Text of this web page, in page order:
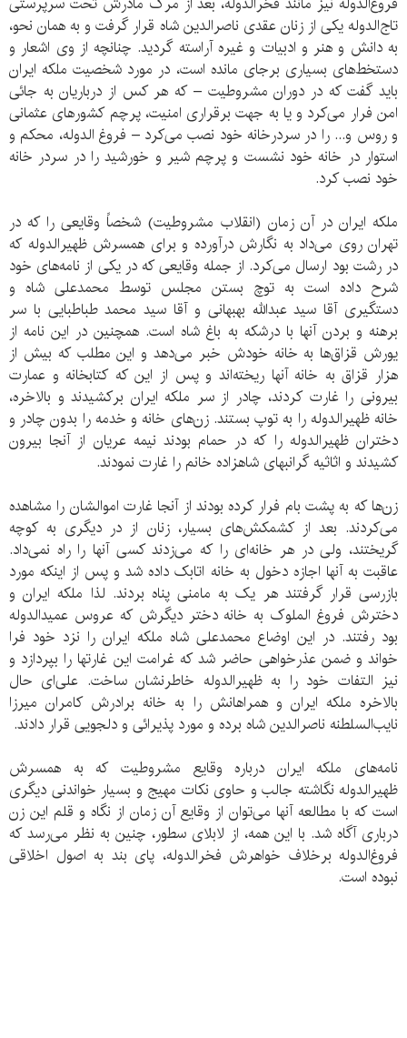
تاج‌الدوله یکی از زنان عقدی ناصرالدین شاه قرار گرفت و به همان نحو،
به دانش و هنر و ادبیات و غیره آراسته گردید. چنانچه از وی اشعار و
دستخط‌های بسیاری برجای مانده است، در مورد شخصیت ملکه ایران
باید گفت که در دوران مشروطیت – که هر کس از درباریان به جائی
امن فرار می‌کرد و یا به جهت برقراری امنیت، پرچم کشورهای عثمانی
و روس و... را در سردرخانه خود نصب می‌کرد – فروغ الدوله، محکم و
استوار در خانه خود نشست و پرچم شیر و خورشید را در سردر خانه
خود نصب کرد.
ملکه ایران در آن زمان (انقلاب مشروطیت) شخصاً وقایعی را که در
تهران روی می‌داد به نگارش درآورده و برای همسرش ظهیرالدوله که
در رشت بود ارسال می‌کرد. از جمله وقایعی که در یکی از نامه‌های خود
شرح داده است به توچ بستن مجلس توسط محمدعلی شاه و
دستگیری آقا سید عبدالله بهبهانی و آقا سید محمد طباطبایی با سر
برهنه و بردن آنها با درشکه به باغ شاه است. همچنین در این نامه از
یورش قزاق‌ها به خانه خودش خبر می‌دهد و این مطلب که بیش از
هزار قزاق به خانه آنها ریخته‌اند و پس از این که کتابخانه و عمارت
بیرونی را غارت کردند، چادر از سر ملکه ایران برکشیدند و بالاخره،
خانه ظهیرالدوله را به توپ بستند. زن‌های خانه و خدمه را بدون چادر و
دختران ظهیرالدوله را که در حمام بودند نیمه عریان از آنجا بیرون
کشیدند و اثاثیه گرانبهای شاهزاده خانم را غارت نمودند.
زن‌ها که به پشت بام فرار کرده بودند از آنجا غارت اموالشان را مشاهده
می‌کردند. بعد از کشمکش‌های بسیار، زنان از در دیگری به کوچه
گریختند، ولی در هر خانه‌ای را که می‌زدند کسی آنها را راه نمی‌داد.
عاقبت به آنها اجازه دخول به خانه اتابک داده شد و پس از اینکه مورد
بازرسی قرار گرفتند هر یک به مامنی پناه بردند. لذا ملکه ایران و
دخترش فروغ الملوک به خانه دختر دیگرش که عروس عمیدالدوله
بود رفتند. در این اوضاع محمدعلی شاه ملکه ایران را نزد خود فرا
خواند و ضمن عذرخواهی حاضر شد که غرامت این غارتها را بپردازد و
نیز التفات خود را به ظهیرالدوله خاطرنشان ساخت. علی‌ای حال
بالاخره ملکه ایران و همراهانش را به خانه برادرش کامران میرزا
نایب‌السلطنه ناصرالدین شاه برده و مورد پذیرائی و دلجویی قرار دادند.
نامه‌های ملکه ایران درباره وقایع مشروطیت که به همسرش
ظهیرالدوله نگاشته جالب و حاوی نکات مهیج و بسیار خواندنی دیگری
است که با مطالعه آنها می‌توان از وقایع آن زمان از نگاه و قلم این زن
درباری آگاه شد. با این همه، از لابلای سطور، چنین به نظر می‌رسد که
فروغ‌الدوله برخلاف خواهرش فخرالدوله، پای بند به اصول اخلاقی
نبوده است.